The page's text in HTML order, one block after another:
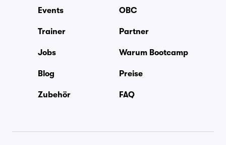
Events OBC
Trainer Partner
Jobs Warum Bootcamp
Blog Preise
Zubehör FAQ